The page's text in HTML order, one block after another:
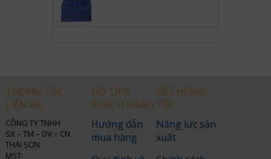
THÔNG TIN
LIÊN HỆ
CÔNG TY TNHH
SX – TM – DV – CN
THÁI SƠN
MST:
HỖ TRỢ
KHÁCH HÀNG
Hướng dẫn
mua hàng
VỀ CHÚNG
TÔI
Năng lực sản
xuất